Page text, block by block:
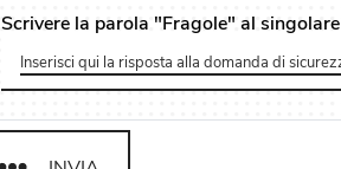
Scrivere la parola "Fragole" al singolare